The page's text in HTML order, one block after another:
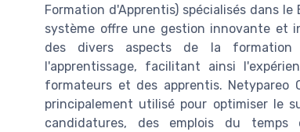
Formation d'Apprentis) spécialisés dans le
système offre une gestion innovante et
des divers aspects de la
l'apprentissage, facilitant ainsi
formateurs et des apprentis. Netypareo
principalement utilisé pour optimiser le
candidatures, des emplois du temps